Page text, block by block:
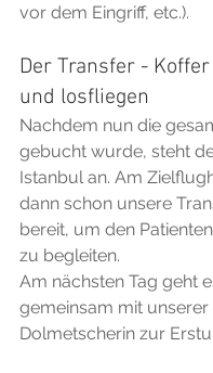
vor dem Eingriff, etc.).
Der Transfer -
und losfliegen
Nachdem nun die
gebucht wurde, steht
Istanbul an. Am
dann schon unsere
bereit, um den
zu begleiten.
Am nächsten Tag geht
gemeinsam mit unserer
Dolmetscherin zur